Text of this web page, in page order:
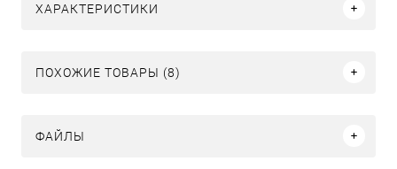
ХАРАКТЕРИСТИКИ
ПОХОЖИЕ ТОВАРЫ (8)
ФАЙЛЫ